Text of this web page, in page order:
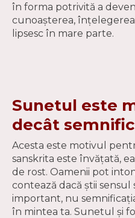
în forma potrivită a
cunoaşterea,
lipsesc în mare parte.
Sunetul este
decât
Acesta este motivul
sanskrita este învăţată,
de rost. Oamenii pot
contează dacă ştii
important, nu
în mintea ta. Sunetul şi